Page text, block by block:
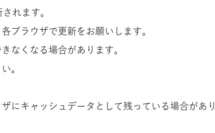
れます。
ブラウザで更新をお願いします。
なくなる場合があります。
。
にキャッシュデータとして残っている場合があり